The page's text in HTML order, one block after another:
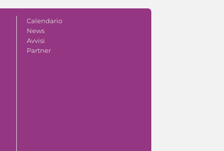
Calendario
News
Avvisi
Partner